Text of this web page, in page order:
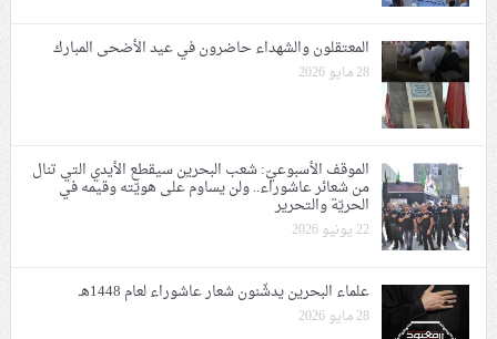
المعتقلون والشهداء حاضرون في عيد الأضحى المبارك
28 مايو 2026
الموقف الأسبوعيّ: شعب البحرين سيقطع الأيدي التي تنال
من شعائر عاشوراء.. ولن يساوم على هويّته وقيمه في
الحريّة والتحرير
22 يونيو 2026
علماء البحرين يدشّنون شعار عاشوراء لعام 1448هـ
28 مايو 2026